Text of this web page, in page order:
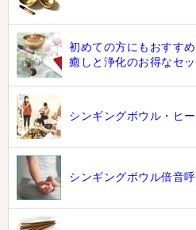
初めての方にもおすすめ
癒しと浄化のお得なセッ
シンギングボウル・ヒ
シンギングボウル倍音